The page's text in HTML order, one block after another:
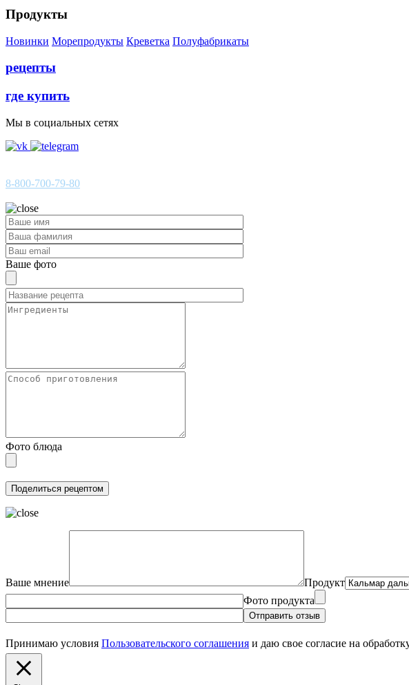
Продукты
Новинки Морепродукты Креветка Полуфабрикаты
рецепты
где купить
Мы в социальных сетях
8-800-700-79-80
Ваше фото
Фото блюда
Ваше мнение Продукт
Фото продукта
Принимаю условия Пользовательского соглашения и даю свое согласие на